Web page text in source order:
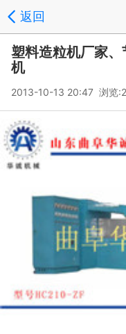
返回
塑料造粒机厂家
机
2013-10-13 20:47 浏览: